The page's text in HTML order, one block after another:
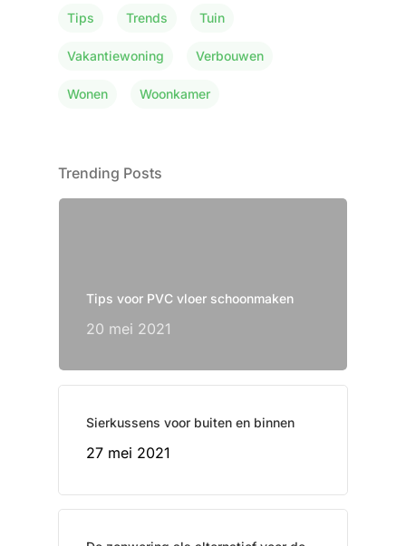
Tips Trends Tuin
Vakantiewoning Verbouwen
Wonen Woonkamer
Trending Posts
Tips voor PVC vloer schoonmaken
20 mei 2021
Sierkussens voor buiten en binnen
27 mei 2021